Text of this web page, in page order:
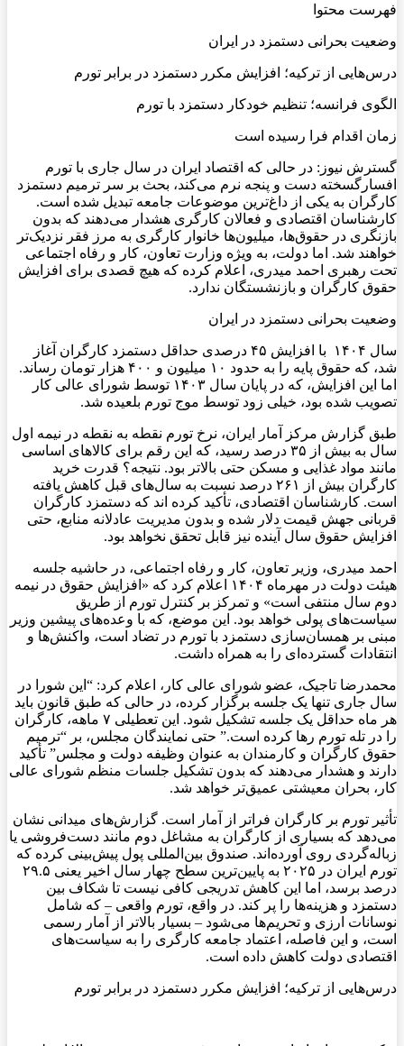
فهرست محتوا
وضعیت بحرانی دستمزد در ایران
درس‌هایی از ترکیه؛ افزایش مکرر دستمزد در برابر تورم
الگوی فرانسه؛ تنظیم خودکار دستمزد با تورم
زمان اقدام فرا رسیده است
گسترش نیوز: در حالی که اقتصاد ایران در سال جاری با تورم
افسارگسخته دست و پنجه نرم می‌کند، بحث بر سر ترمیم دستمزد
کارگران به یکی از داغ‌ترین موضوعات جامعه تبدیل شده است.
کارشناسان اقتصادی و فعالان کارگری هشدار می‌دهند که بدون
بازنگری در حقوق‌ها، میلیون‌ها خانوار کارگری به مرز فقر نزدیک‌تر
خواهند شد. اما دولت، به ویژه وزارت تعاون، کار و رفاه اجتماعی
تحت رهبری احمد میدری، اعلام کرده که هیچ قصدی برای افزایش
حقوق کارگران و بازنشستگان ندارد.
وضعیت بحرانی دستمزد در ایران
سال ۱۴۰۴ با افزایش ۴۵ درصدی حداقل دستمزد کارگران آغاز
شد، که حقوق پایه را به حدود ۱۰ میلیون و ۴۰۰ هزار تومان رساند.
اما این افزایش، که در پایان سال ۱۴۰۳ توسط شورای عالی کار
تصویب شده بود، خیلی زود توسط موج تورم بلعیده شد.
طبق گزارش مرکز آمار ایران، نرخ تورم نقطه به نقطه در نیمه اول
سال به بیش از ۳۵ درصد رسید، که این رقم برای کالاهای اساسی
مانند مواد غذایی و مسکن حتی بالاتر بود. نتیجه؟ قدرت خرید
کارگران بیش از ۲۶۱ درصد نسبت به سال‌های قبل کاهش یافته
است. کارشناسان اقتصادی، تأکید کرده اند که دستمزد کارگران
قربانی جهش قیمت دلار شده و بدون مدیریت عادلانه منابع، حتی
افزایش حقوق سال آینده نیز قابل تحقق نخواهد بود.
احمد میدری، وزیر تعاون، کار و رفاه اجتماعی، در حاشیه جلسه
هیئت دولت در مهرماه ۱۴۰۴ اعلام کرد که «افزایش حقوق در نیمه
دوم سال منتفی است» و تمرکز بر کنترل تورم از طریق
سیاست‌های پولی خواهد بود. این موضع، که با وعده‌های پیشین وزیر
مبنی بر همسان‌سازی دستمزد با تورم در تضاد است، واکنش‌ها و
انتقادات گسترده‌ای را به همراه داشت.
محمدرضا تاجیک، عضو شورای عالی کار، اعلام کرد: “این شورا در
سال جاری تنها یک جلسه برگزار کرده، در حالی که طبق قانون باید
هر ماه حداقل یک جلسه تشکیل شود. این تعطیلی ۷ ماهه، کارگران
را در تله تورم رها کرده است.” حتی نمایندگان مجلس، بر “ترمیم
حقوق کارگران و کارمندان به عنوان وظیفه دولت و مجلس” تأکید
دارند و هشدار می‌دهند که بدون تشکیل جلسات منظم شورای عالی
کار، بحران معیشتی عمیق‌تر خواهد شد.
تأثیر تورم بر کارگران فراتر از آمار است. گزارش‌های میدانی نشان
می‌دهد که بسیاری از کارگران به مشاغل دوم مانند دست‌فروشی یا
زباله‌گردی روی آورده‌اند. صندوق بین‌المللی پول پیش‌بینی کرده که
تورم ایران در ۲۰۲۵ به پایین‌ترین سطح چهار سال اخیر یعنی ۲۹.۵
درصد برسد، اما این کاهش تدریجی کافی نیست تا شکاف بین
دستمزد و هزینه‌ها را پر کند. در واقع، تورم واقعی – که شامل
نوسانات ارزی و تحریم‌ها می‌شود – بسیار بالاتر از آمار رسمی‌
است، و این فاصله، اعتماد جامعه کارگری را به سیاست‌های
اقتصادی دولت کاهش داده است.
درس‌هایی از ترکیه؛ افزایش مکرر دستمزد در برابر تورم